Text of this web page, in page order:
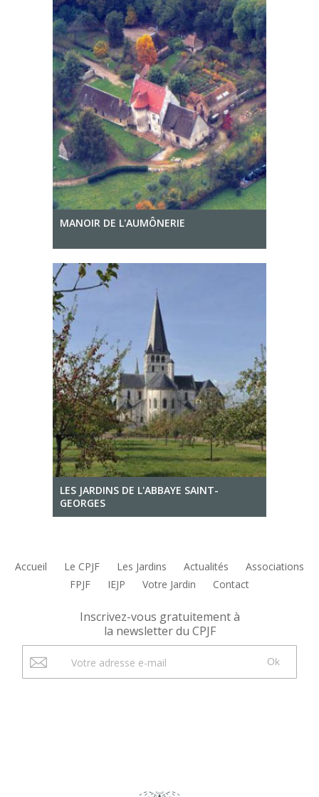
MANOIR DE L'AUMÔNERIE
LES JARDINS DE L'ABBAYE SAINT-
GEORGES
Accueil Le CPJF Les Jardins Actualités
Associations
FPJF
IEJP Votre Jardin Contact
Inscrivez-vous gratuitement à
la newsletter du CPJF
Ok